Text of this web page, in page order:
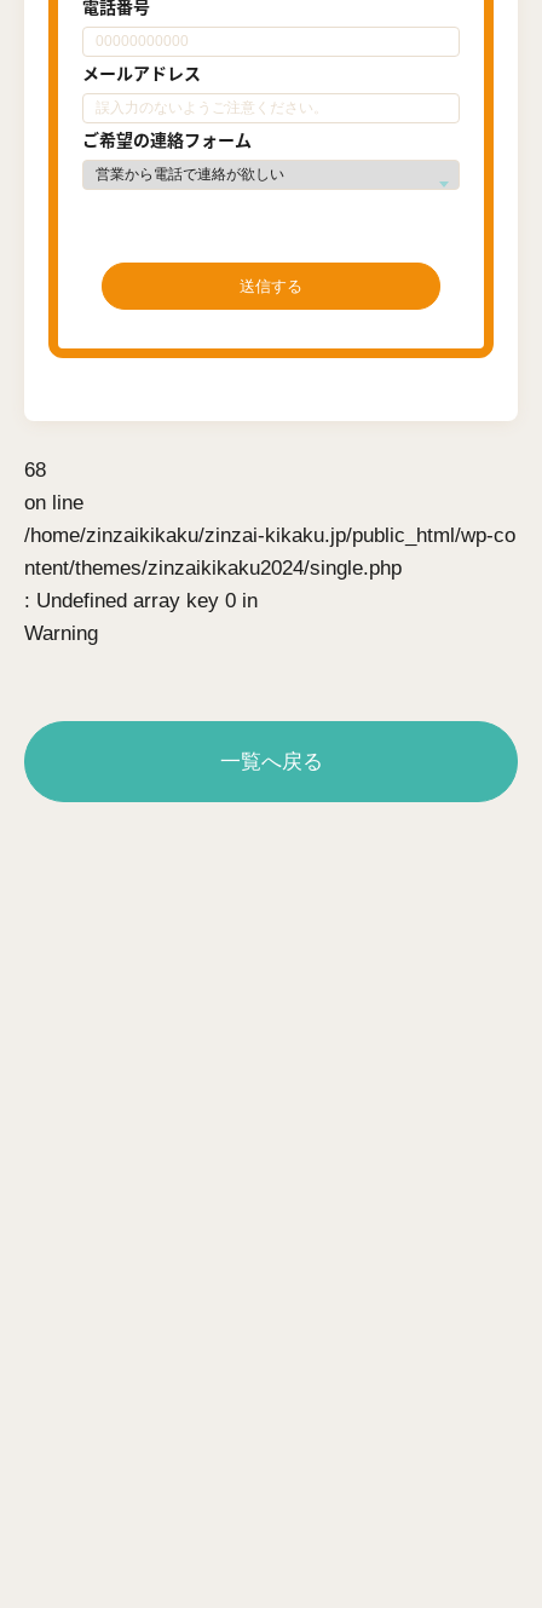
Warning
: Undefined array key 0 in
/home/zinzaikikaku/zinzai-kikaku.jp/public_html/wp-co
ntent/themes/zinzaikikaku2024/single.php
on line
68
電話番号
メールアドレス
ご希望の連絡フォーム
一覧へ戻る